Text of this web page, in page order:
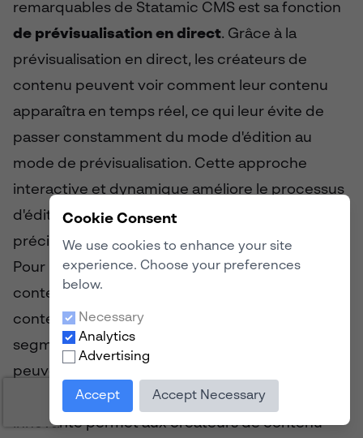
remarquables de Statamic CMS est sa fonction
de prévisualisation en direct. Grâce à la
prévisualisation en direct, les créateurs de
contenu peuvent voir comment leur contenu
apparaîtra en temps réel, ce qui leur évite de
passer constamment du mode d'édition au
mode de prévisualisation. Cette approche
interactive et dynamique améliore le processus
d'édition du contenu et permet des ajustements
précis.
Pour rationaliser davantage la création de
contenu, Statamic CMS propose des blocs de
contenu. Les blocs de contenu sont des
segments préconçus et réutilisables qui
peuvent être facilement insérés dans des pages
ou des messages. Cette fonctionnalité
innovante permet aux créateurs de contenu
Cookie Consent
We use cookies to enhance your site
experience. Choose your preferences
below.
Necessary
Analytics
Advertising
Accept Accept Necessary